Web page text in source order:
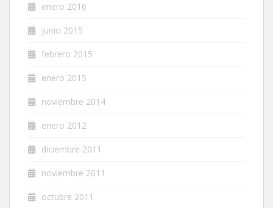
enero 2016
junio 2015
febrero 2015
enero 2015
noviembre 2014
enero 2012
diciembre 2011
noviembre 2011
octubre 2011